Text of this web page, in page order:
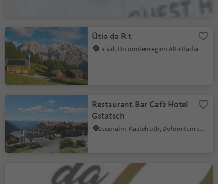
Ütia da Rit
La Val, Dolomitenregion Alta Badia
Restaurant Bar Cafè Hotel
Gstatsch
Seiseralm, Kastelruth, Dolomitenregion Seiser Alm
Ustaria Da Checco